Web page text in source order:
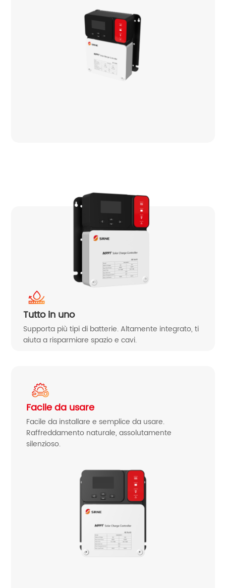
Tutto in uno
Supporta più tipi di batterie. Altamente integrato, ti
aiuta a risparmiare spazio e cavi.
Facile da usare
Facile da installare e semplice da usare.
Raffreddamento naturale, assolutamente
silenzioso.